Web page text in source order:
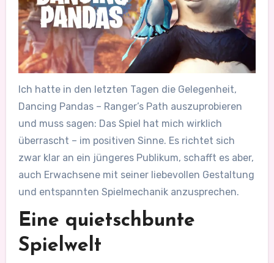
Ich hatte in den letzten Tagen die Gelegenheit,
Dancing Pandas – Ranger’s Path auszuprobieren
und muss sagen: Das Spiel hat mich wirklich
überrascht – im positiven Sinne. Es richtet sich
zwar klar an ein jüngeres Publikum, schafft es aber,
auch Erwachsene mit seiner liebevollen Gestaltung
und entspannten Spielmechanik anzusprechen.
Eine quietschbunte
Spielwelt